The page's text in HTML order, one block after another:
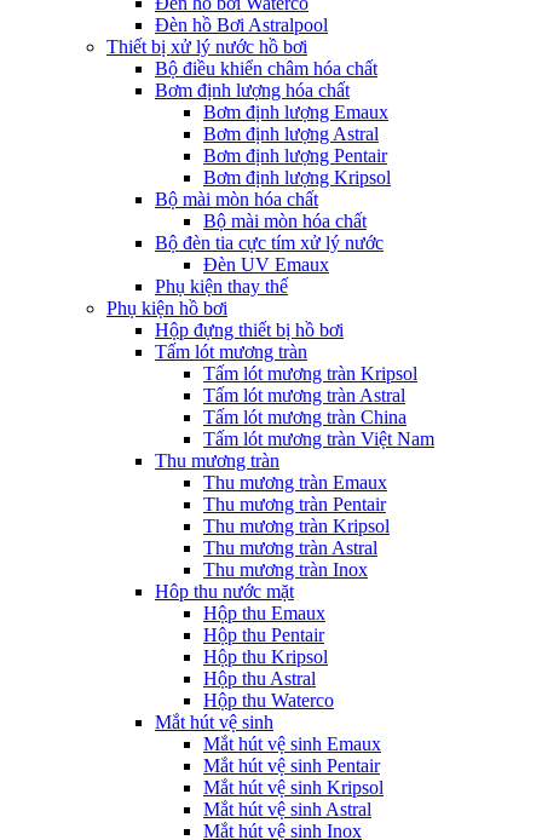
Đèn hồ Bơi Astralpool
Thiết bị xử lý nước hồ bơi
Bộ điều khiển châm hóa chất
Bơm định lượng hóa chất
Bơm định lượng Emaux
Bơm định lượng Astral
Bơm định lượng Pentair
Bơm định lượng Kripsol
Bộ mài mòn hóa chất
Bộ mài mòn hóa chất
Bộ đèn tia cực tím xử lý nước
Đèn UV Emaux
Phụ kiện thay thế
Phụ kiện hồ bơi
Hộp đựng thiết bị hồ bơi
Tấm lót mương tràn
Tấm lót mương tràn Kripsol
Tấm lót mương tràn Astral
Tấm lót mương tràn China
Tấm lót mương tràn Việt Nam
Thu mương tràn
Thu mương tràn Emaux
Thu mương tràn Pentair
Thu mương tràn Kripsol
Thu mương tràn Astral
Thu mương tràn Inox
Hôp thu nước mặt
Hộp thu Emaux
Hộp thu Pentair
Hộp thu Kripsol
Hộp thu Astral
Hộp thu Waterco
Mắt hút vệ sinh
Mắt hút vệ sinh Emaux
Mắt hút vệ sinh Pentair
Mắt hút vệ sinh Kripsol
Mắt hút vệ sinh Astral
Mắt hút vệ sinh Inox